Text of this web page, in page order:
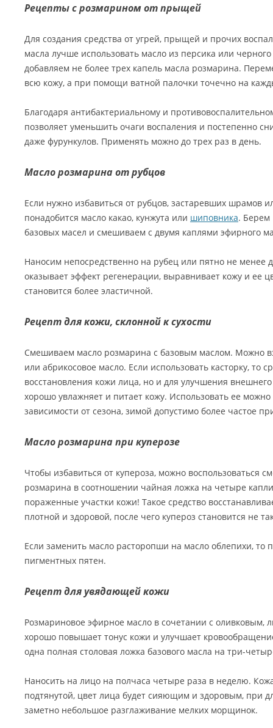
Рецепты с розмарином от прыщей
Для создания средства от угрей, прыщей и прочих
масла лучше использовать масло из персика или
добавляем не более трех капель масла розмарина.
всю кожу, а при помощи ватной палочки точечно на
Благодаря антибактериальному и
позволяет уменьшить очаги воспаления и постепенно
даже фурункулов. Применять можно до трех раз в день.
Масло розмарина от рубцов
Если нужно избавиться от рубцов, застаревших шрамов
понадобится масло какао, кунжута или шиповника. Берем
базовых масел и смешиваем с двумя каплями эфирного
Наносим непосредственно на рубец или пятно не менее
оказывает эффект регенерации, выравнивает кожу и ее
становится более эластичной.
Рецепт для кожи, склонной к сухости
Смешиваем масло розмарина с базовым маслом. Можно
или абрикосовое масло. Если использовать касторку, то
восстановления кожи лица, но и для улучшения
хорошо увлажняет и питает кожу. Использовать ее
зависимости от сезона, зимой допустимо более частое
Масло розмарина при куперозе
Чтобы избавиться от купероза, можно воспользоваться
розмарина в соотношении чайная ложка на четыре
пораженные участки кожи! Такое средство
плотной и здоровой, после чего купероз становится не
Если заменить масло расторопши на масло облепихи, то
пигментных пятен.
Рецепт для увядающей кожи
Розмариновое эфирное масло в сочетании с оливковым,
хорошо повышает тонус кожи и улучшает
одна полная столовая ложка базового масла на три-
Наносить на лицо на полчаса четыре раза в неделю.
подтянутой, цвет лица будет сияющим и здоровым, при
заметно небольшое разглаживание мелких морщинок.